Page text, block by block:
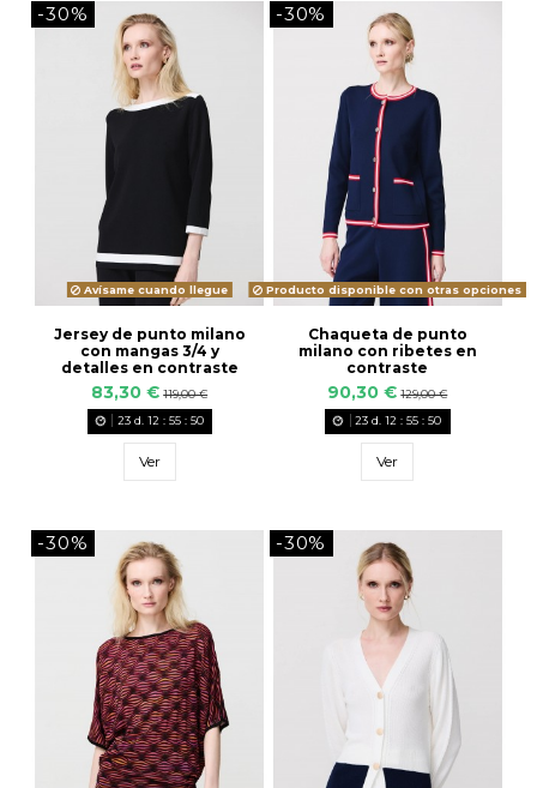
-30%
Avísame cuando llegue
Jersey de punto milano
con mangas 3/4 y
detalles en contraste
83,30 € 119,00 €
23d. 12 : 55: 49
Ver
-30%
Producto disponible con otras opciones
Chaqueta de punto
milano con ribetes en
contraste
90,30 € 129,00 €
23 d. 12 :55 :49
Ver
-30% -30%